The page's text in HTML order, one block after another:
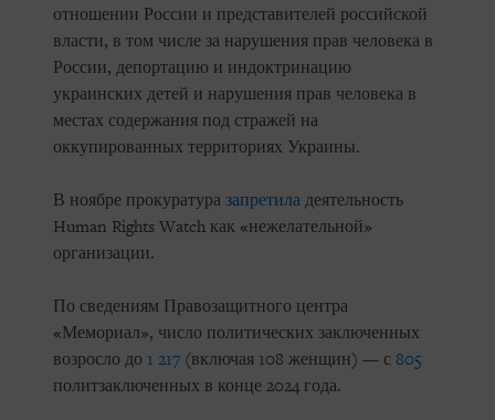
отношении России и представителей российской
власти, в том числе за нарушения прав человека в
России, депортацию и индоктринацию
украинских детей и нарушения прав человека в
местах содержания под стражей на
оккупированных территориях Украины.
В ноябре прокуратура запретила деятельность
Human Rights Watch как «нежелательной»
организации.
По сведениям Правозащитного центра
«Мемориал», число политических заключенных
возросло до 1 217 (включая 108 женщин) — с 805
политзаключенных в конце 2024 года.